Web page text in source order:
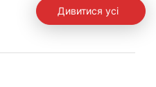
Дивитися усі